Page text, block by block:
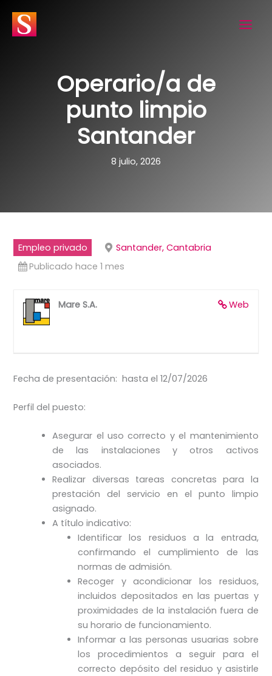
contenido
Operario/a de
punto limpio
Santander
8 julio, 2026
Empleo privado
Santander, Cantabria
Publicado hace 1 mes
Web
Mare S.A.
Fecha de presentación: hasta el 12/07/2026
Perfil del puesto:
Asegurar el uso correcto y el mantenimiento
de las instalaciones y otros activos
asociados.
Realizar diversas tareas concretas para la
prestación del servicio en el punto limpio
asignado.
A título indicativo:
Identificar los residuos a la entrada,
confirmando el cumplimiento de las
normas de admisión.
Recoger y acondicionar los residuos,
incluidos depositados en las puertas y
proximidades de la instalación fuera de
su horario de funcionamiento.
Informar a las personas usuarias sobre
los procedimientos a seguir para el
correcto depósito del residuo y asistirle